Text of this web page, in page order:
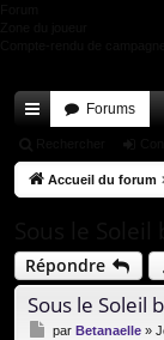
co
ci
s
Forums
Accueil du forum
Répondre
Sous le Soleil
M
par Betanaelle »